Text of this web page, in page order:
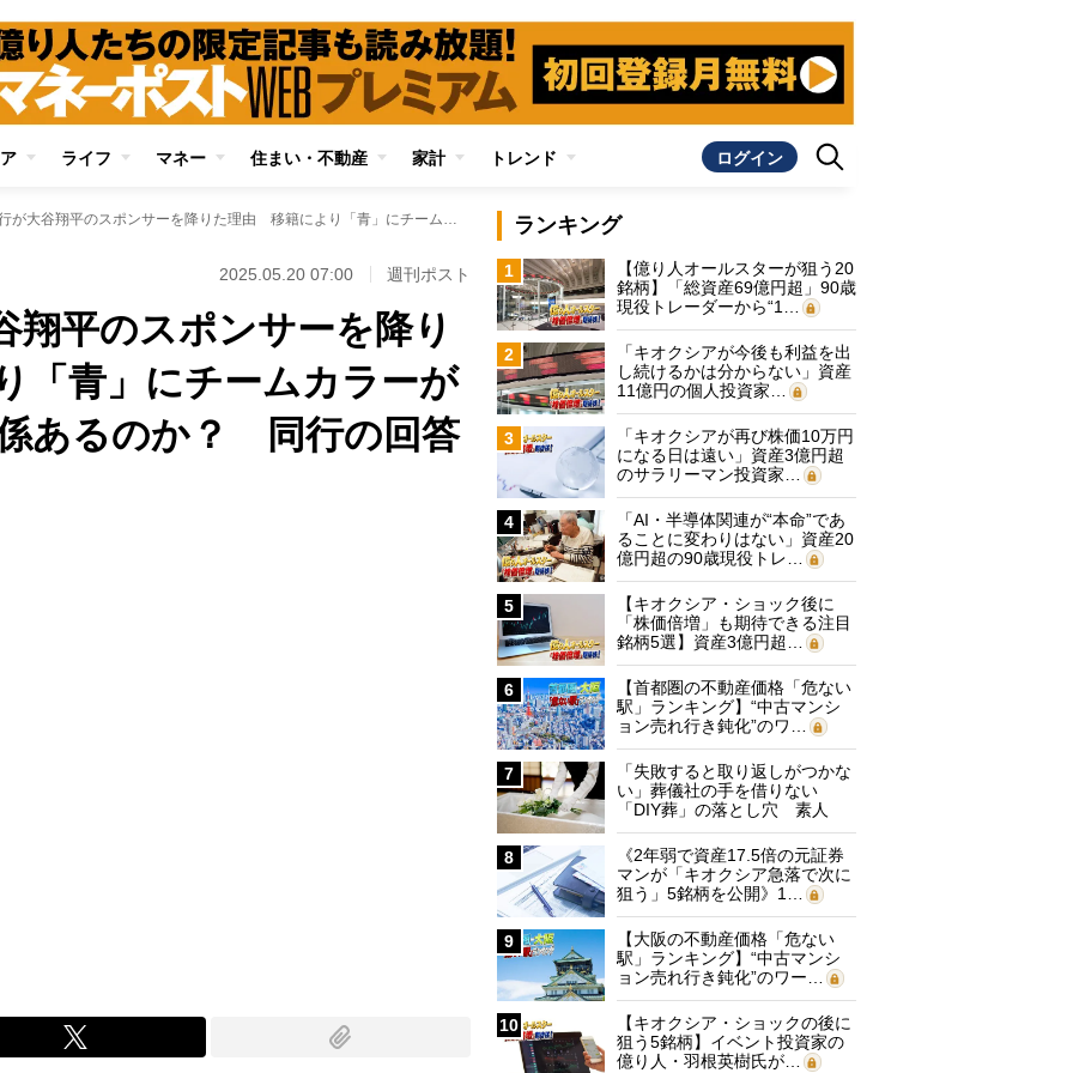
ライフ マネー 住まい・不動産 家計 トレンド ログイン
三菱UFJ銀行が大谷翔平のスポンサーを降りた理由 移籍により「青」にチームカラーが変わったことと関係あるのか？ 同行の回答は
2025.05.20 07:00 週刊ポスト
翔平のスポンサーを降り
青」にチームカラーが
あるのか？ 同行の回答
ランキング
1
【億り人オールスターが狙う20
銘柄】「総資産69億円超」90歳
現役トレーダーから“1…
2
「キオクシアが今後も利益を出
し続けるかは分からない」資産
11億円の個人投資家…
3
「キオクシアが再び株価10万円
になる日は遠い」資産3億円超
のサラリーマン投資家…
4
「AI・半導体関連が“本命”であ
ることに変わりはない」資産20
億円超の90歳現役トレ…
5
【キオクシア・ショック後に
「株価倍増」も期待できる注目
銘柄5選】資産3億円超…
6
【首都圏の不動産価格「危ない
駅」ランキング】“中古マンシ
ョン売れ行き鈍化”のワ…
7
「失敗すると取り返しがつかな
い」葬儀社の手を借りない
「DIY葬」の落とし穴 素人
に…
8
《2年弱で資産17.5倍の元証券
マンが「キオクシア急落で次に
狙う」5銘柄を公開》1…
9
【大阪の不動産価格「危ない
駅」ランキング】“中古マンシ
ョン売れ行き鈍化”のワー…
10
【キオクシア・ショックの後に
狙う5銘柄】イベント投資家の
億り人・羽根英樹氏が…